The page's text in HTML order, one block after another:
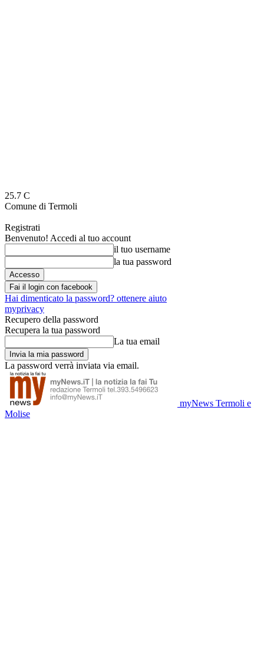
25.7 C
Comune di Termoli
Registrati
Benvenuto! Accedi al tuo account
il tuo username
la tua password
Fai il login con facebook
Hai dimenticato la password? ottenere aiuto
myprivacy
Recupero della password
Recupera la tua password
La tua email
La password verrà inviata via email.
myNews Termoli e
Molise